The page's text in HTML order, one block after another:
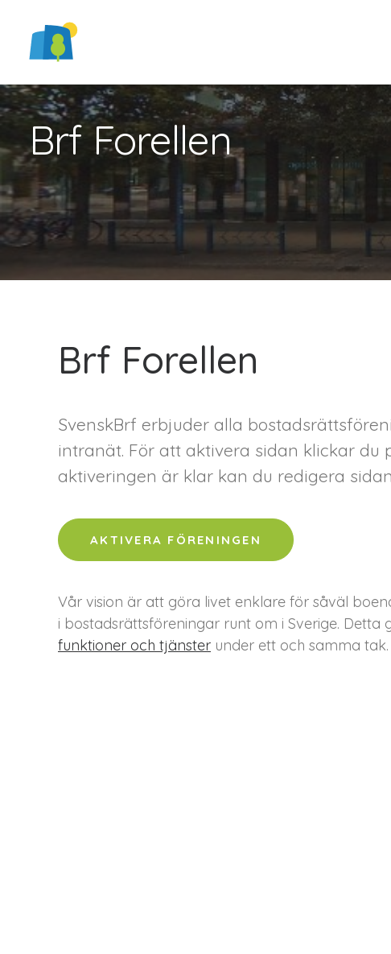
Brf Forellen
Brf Forellen
SvenskBrf erbjuder alla
intranät. För att aktivera sidan klickar du
aktiveringen är klar kan du redigera
AKTIVERA FÖRENINGEN
Vår vision är att göra livet enklare för såväl
i bostadsrättsföreningar runt om i Sverige. Detta
funktioner och tjänster under ett och samma tak.